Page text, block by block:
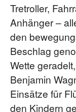
Tretroller,
Anhänger –
den
Beschlag
Wette
Benjamin
Einsätze für
den Kindern